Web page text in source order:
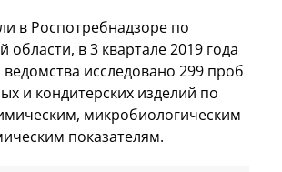
в Роспотребнадзоре по
области, в 3 квартале 2019 года
исследовано 299 проб
и кондитерских изделий по
микробиологическим
показателям.